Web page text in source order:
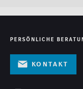
PERSÖNLICHE
Kontakt